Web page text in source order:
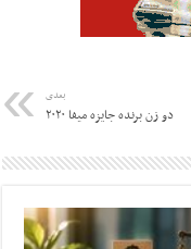
بعدی
دو زن برنده جایزه میفا ۲۰۲۰